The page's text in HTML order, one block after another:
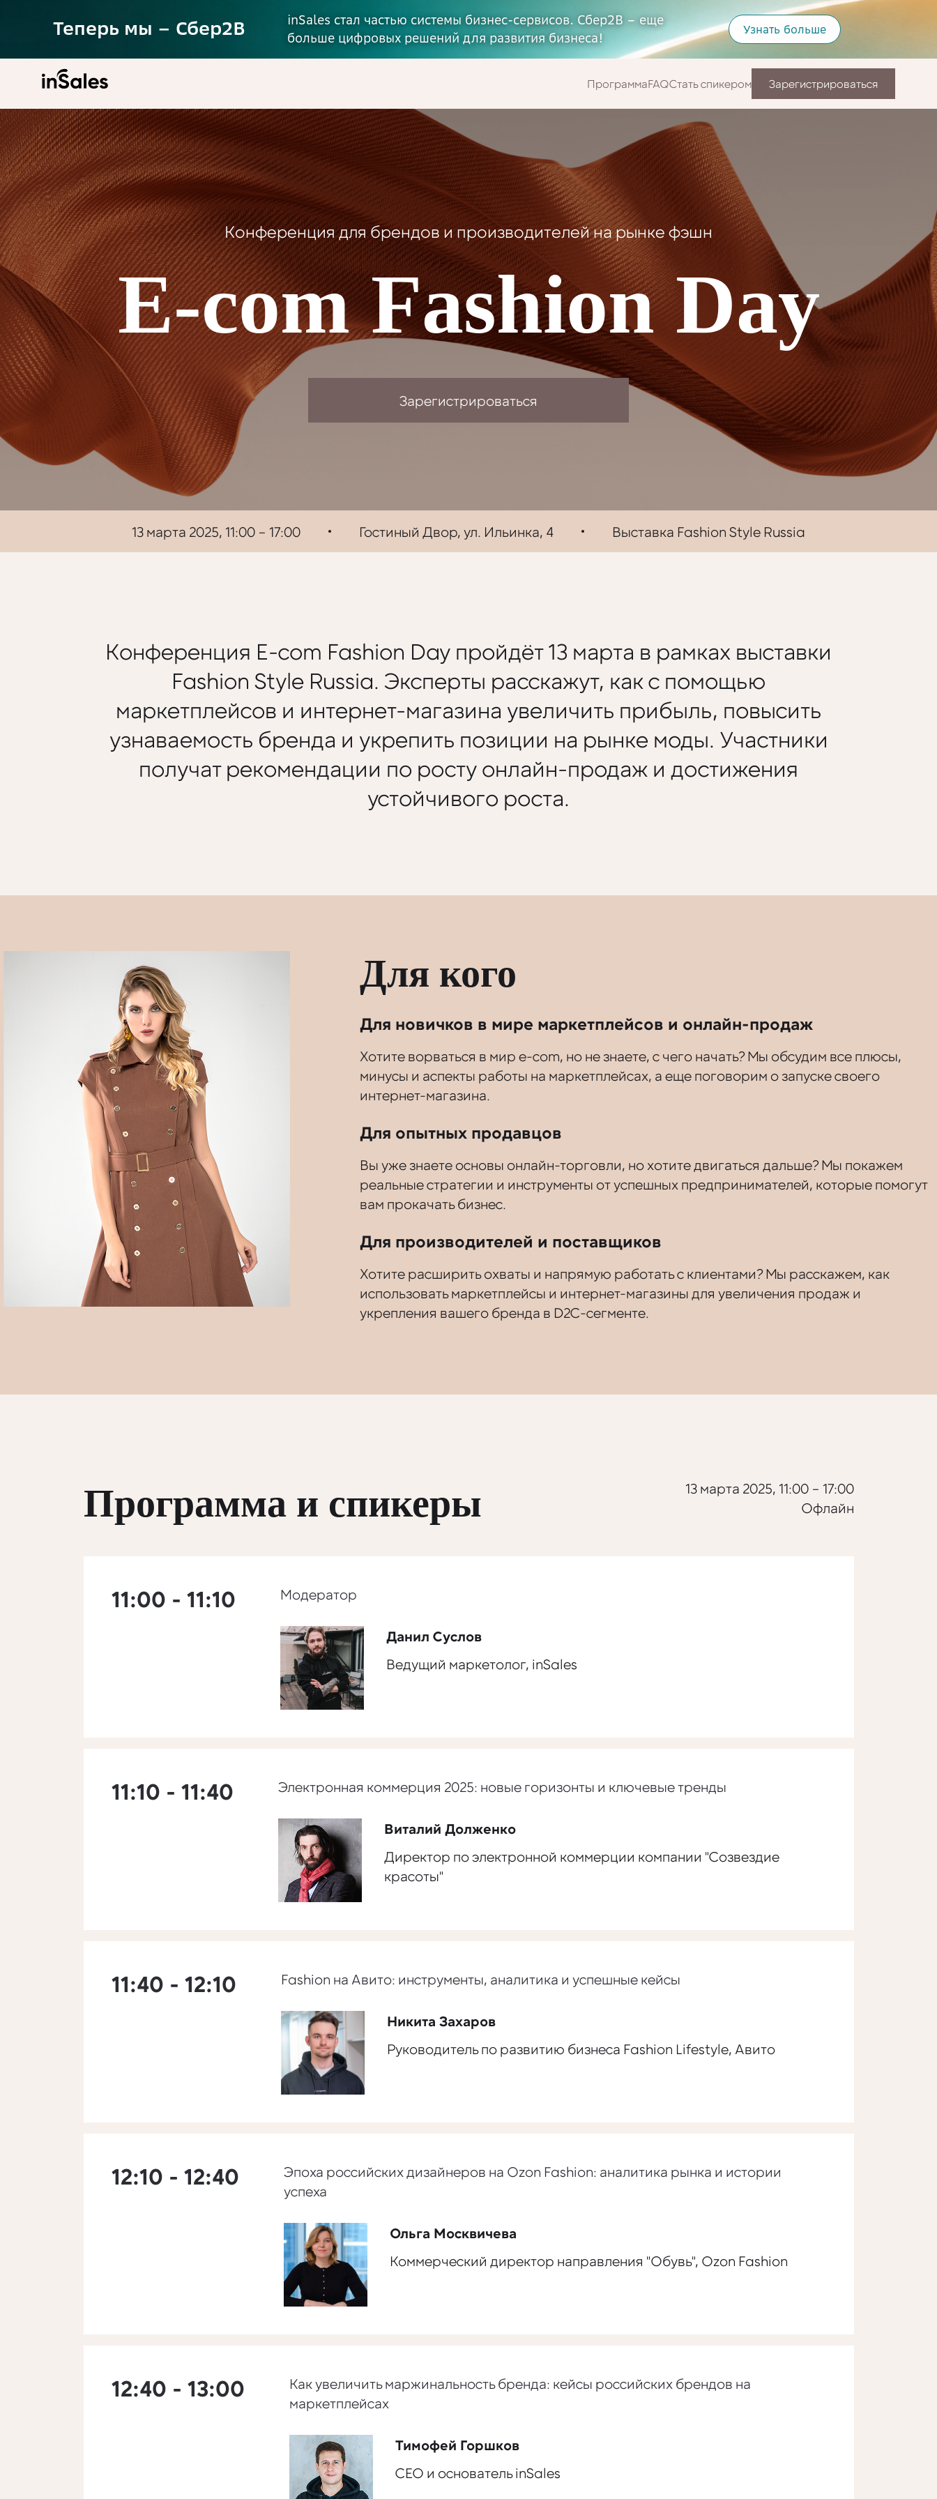
Теперь мы – Сбер2B
inSales стал частью системы бизнес-сервисов. Сбер2В – еще
больше цифровых решений для развития бизнеса!
Узнать больше
ПрограммаFAQСтать спикером Зарегистрироваться
Конференция для брендов и производителей на рынке фэшн
E-com Fashion Day
Зарегистрироваться
13 марта 2025, 11:00 – 17:00 Гостиный Двор, ул. Ильинка, 4 Выставка Fashion Style Russia
Конференция E-com Fashion Day пройдёт 13 марта в рамках выставки
Fashion Style Russia. Эксперты расскажут, как с помощью
маркетплейсов и интернет-магазина увеличить прибыль, повысить
узнаваемость бренда и укрепить позиции на рынке моды. Участники
получат рекомендации по росту онлайн-продаж и достижения
устойчивого роста.
Для кого
Для новичков в мире маркетплейсов и онлайн-продаж
Хотите ворваться в мир e-com, но не знаете, с чего начать? Мы обсудим все плюсы,
минусы и аспекты работы на маркетплейсах, а еще поговорим о запуске своего
интернет-магазина.
Для опытных продавцов
Вы уже знаете основы онлайн-торговли, но хотите двигаться дальше? Мы покажем
реальные стратегии и инструменты от успешных предпринимателей, которые помогут
вам прокачать бизнес.
Для производителей и поставщиков
Хотите расширить охваты и напрямую работать с клиентами? Мы расскажем, как
использовать маркетплейсы и интернет-магазины для увеличения продаж и
укрепления вашего бренда в D2C-сегменте.
Программа и спикеры
13 марта 2025, 11:00 – 17:00
Офлайн
11:00 - 11:10 Модератор
Данил Суслов
Ведущий маркетолог, inSales
11:10 - 11:40 Электронная коммерция 2025: новые горизонты и ключевые тренды
Виталий Долженко
Директор по электронной коммерции компании "Созвездие
красоты"
11:40 - 12:10 Fashion на Авито: инструменты, аналитика и успешные кейсы
Никита Захаров
Руководитель по развитию бизнеса Fashion Lifestyle, Авито
12:10 - 12:40
Эпоха российских дизайнеров на Ozon Fashion: аналитика рынка и истории
успеха
Ольга Москвичева
Коммерческий директор направления "Обувь", Ozon Fashion
12:40 - 13:00
Как увеличить маржинальность бренда: кейсы российских брендов на
маркетплейсах
Тимофей Горшков
CEO и основатель inSales